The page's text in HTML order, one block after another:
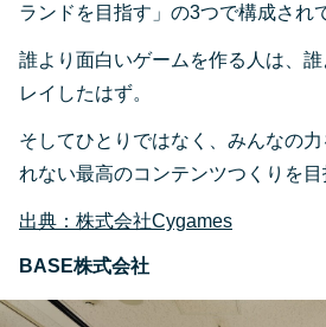
ランドを目指す」の3つで構成され
誰より面白いゲームを作る人は、
レイしたはず。
そしてひとりではなく、みんなの
れない最高のコンテンツつくりを目
出典：株式会社Cygames
BASE株式会社